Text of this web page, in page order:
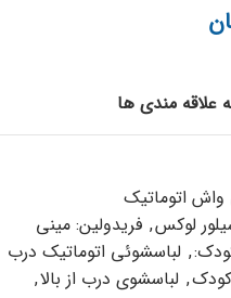
علاقه مندی ها
واش اتوماتیک
لوکس, فریدولین: مینی
, لباسشوئی اتوماتیک درب
, لباسشوی درب از بالا,